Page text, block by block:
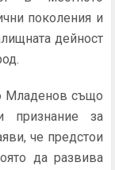
поколения и
дейност
Младенов също
признание за
че предстои
да развива